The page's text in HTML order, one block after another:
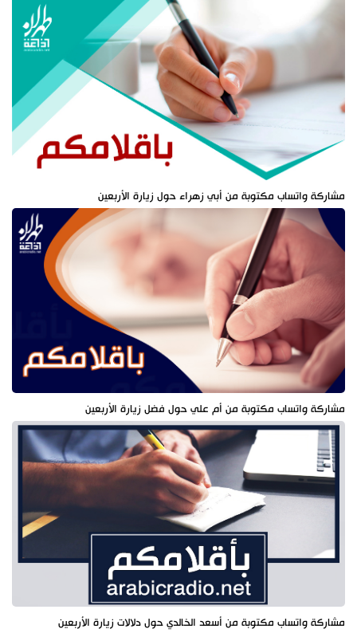
مشاركة واتساب مكتوبة من أبي زهراء حول زيارة الأربعين
مشاركة واتساب مكتوبة من أم علي حول فضل زيارة الأربعين
مشاركة واتساب مكتوبة من أسعد الخالدي حول دلالات زيارة الأربعين